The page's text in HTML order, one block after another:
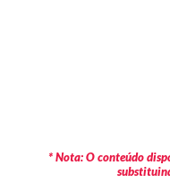
* Nota: O conteúdo